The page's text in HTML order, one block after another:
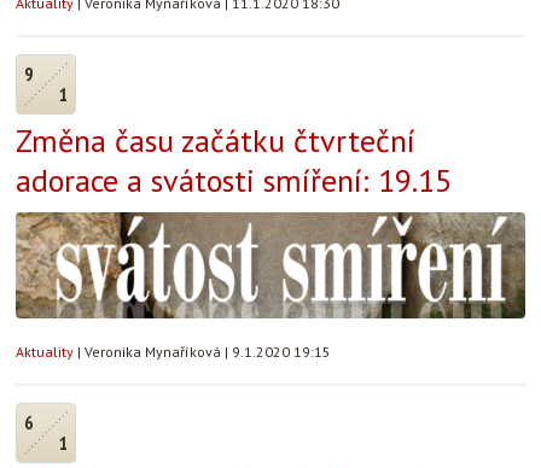
9
1
Změna času začátku čtvrteční
adorace a svátosti smíření: 19.15
Aktuality | Veronika Mynaříková | 9.1.2020 19:15
6
1